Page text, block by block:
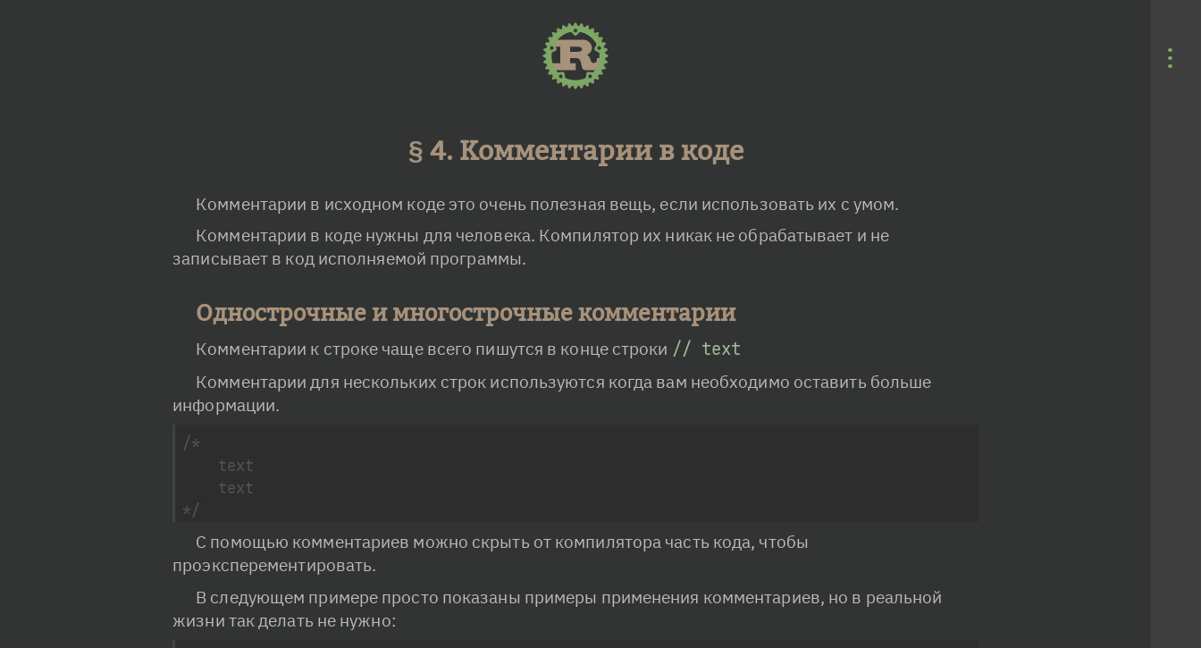
4. Комментарии в коде
Комментарии в исходном коде это очень полезная вещь, если использовать их с умом.
Комментарии в коде нужны для человека. Компилятор их никак не обрабатывает и не
записывает в код исполняемой программы.
Однострочные и многострочные комментарии
Комментарии к строке чаще всего пишутся в конце строки // text
Комментарии для нескольких строк используются когда вам необходимо оставить больше
информации.
/*
*/
С помощью комментариев можно скрыть от компилятора часть кода, чтобы
проэксперементировать.
В следующем примере просто показаны примеры применения комментариев, но в реальной
жизни так делать не нужно: